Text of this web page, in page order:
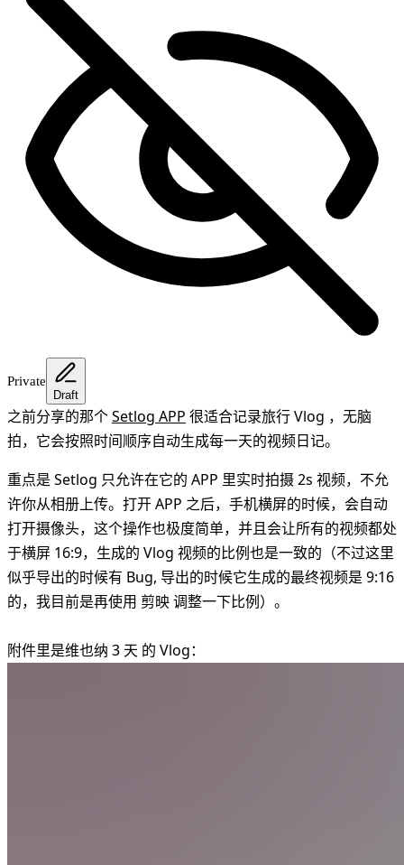
Private
Draft
之前分享的那个Setlog APP 很适合记录旅行 Vlog ，无脑
拍，它会按照时间顺序自动生成每一天的视频日记。
重点是 Setlog 只允许在它的 APP 里实时拍摄 2s 视频，不允
许你从相册上传。打开 APP 之后，手机横屏的时候，会自动
打开摄像头，这个操作也极度简单，并且会让所有的视频都处
于横屏 16:9，生成的 Vlog 视频的比例也是一致的（不过这里
似乎导出的时候有 Bug, 导出的时候它生成的最终视频是 9:16
的，我目前是再使用 剪映 调整一下比例）。
附件里是维也纳 3 天 的 Vlog：